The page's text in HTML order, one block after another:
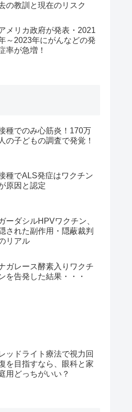
の教訓と現在のリスク
メリカ政府が発表・2021
～2023年にがんなどの発
率が急増！
種でのみ心筋炎！170万
人の子どもの調査で発覚！
種でALS発症はワクチン
原因と認定
ーダシルHPVワクチン、
された副作用・隠蔽裁判
リアル
ガレース酵素入りワクチ
を告発した結果・・・
ッドライト療法で視力回
を目指すなら、眼科と家
用どっちがいい？